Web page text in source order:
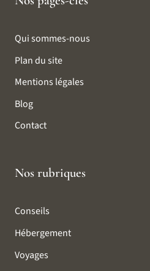
Qui sommes-nous
Plan du site
Mentions légales
Blog
Contact
Nos rubriques
Conseils
Hébergement
Voyages